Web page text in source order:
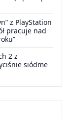
z PlayStation
pracuje nad
2 z
siódme